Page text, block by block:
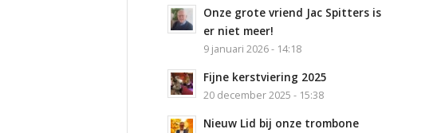
Onze grote vriend Jac Spitters is
er niet meer!
9 januari 2026 - 14:18
Fijne kerstviering 2025
20 december 2025 - 15:38
Nieuw Lid bij onze trombone